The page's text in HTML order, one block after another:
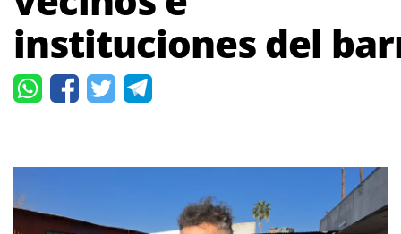
instituciones del